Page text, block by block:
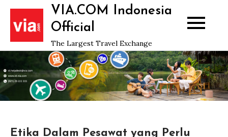
Skip
content
VIA.COM Indonesia
Official
The Largest Travel Exchange
Etika Dalam Pesawat yang Perlu